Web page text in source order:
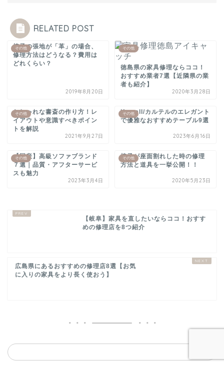
RELATED POST
その他
椅子の張地が「革」の場合、
修理方法はどうなる？費用は
どれくらい？
2019年8月20日
その他
徳島県の家具修理ならココ！
おすすめ業者7選【近隣県の業
者も紹介】
2020年3月28日
その他
おしゃれな書斎の作り方！レ
イアウトや意識すべきポイン
トを解説
2021年9月27日
その他
Kartell/カルテルのエレガント
で優雅なおすすめテーブル9選
2023年6月16日
その他
【国産】高級ソファブランド
７選｜品質・アフターサービ
スも魅力
2023年3月4日
その他
椅子が座面割れした時の修理
方法と道具を一挙公開！！
2020年5月23日
【岐阜】家具を直したいならココ！おすす
めの修理店を8つ紹介
広島県にあるおすすめの修理店8選【お気
に入りの家具をより長く使おう】